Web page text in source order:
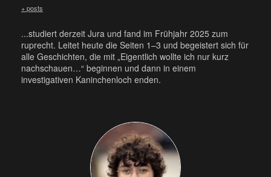
+ posts
...studiert derzeit Jura und fand im Frühjahr 2025 zum
ruprecht. Leitet heute die Seiten 1–3 und begeistert sich für
alle Geschichten, die mit „Eigentlich wollte ich nur kurz
nachschauen…“ beginnen und dann in einem
investigativen Kaninchenloch enden.